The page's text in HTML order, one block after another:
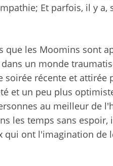
Et parfois, il y
que les Moomins sont
un monde
soirée récente et
et un peu plus
au meilleur de
les temps sans
qui ont l'imagination de